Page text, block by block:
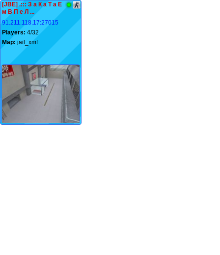
[JBE] .::: З а К а Т а Е
м В П е Л ...
91.211.118.17:27015
Players: 4/32
Map: jail_xmf